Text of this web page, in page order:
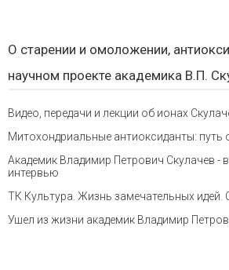
О старении и омоложении,
научном проекте академика В.П.
Видео, передачи и лекции об ионах
Митохондриальные антиоксиданты: путь
Академик Владимир Петрович Скулачев -
интервью
ТК Культура. Жизнь замечательных идей.
Ушел из жизни академик Владимир